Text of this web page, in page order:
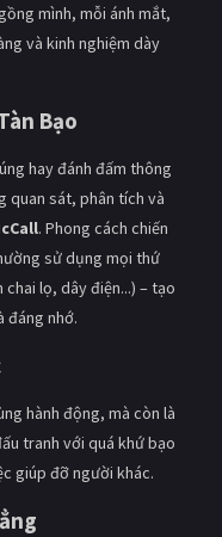
mình, mỗi ánh mắt,
và kinh nghiệm dày
Bạo
hay đánh đấm thông
quan sát, phân tích và
. Phong cách chiến
sử dụng mọi thứ
lọ, dây điện...) – tạo
đáng nhớ.
hành động, mà còn là
tranh với quá khứ bạo
giúp đỡ người khác.